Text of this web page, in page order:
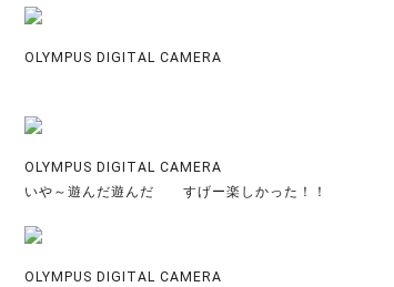
OLYMPUS DIGITAL CAMERA
OLYMPUS DIGITAL CAMERA
いや～遊んだ遊んだ すげー楽しかった！！
OLYMPUS DIGITAL CAMERA